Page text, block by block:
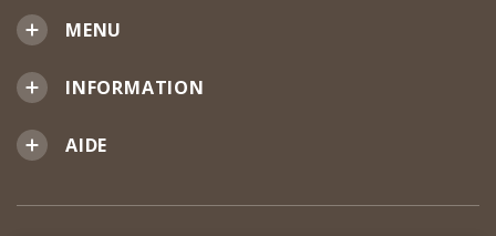
MENU
INFORMATION
AIDE